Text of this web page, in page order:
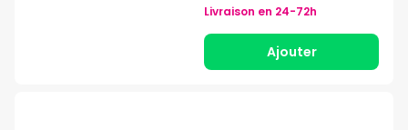
Livraison en 24-72h
Ajouter